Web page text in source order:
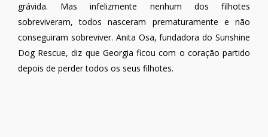
grávida. Mas infelizmente nenhum dos filhotes
sobreviveram, todos nasceram prematuramente e não
conseguiram sobreviver. Anita Osa, fundadora do Sunshine
Dog Rescue, diz que Georgia ficou com o coração partido
depois de perder todos os seus filhotes.